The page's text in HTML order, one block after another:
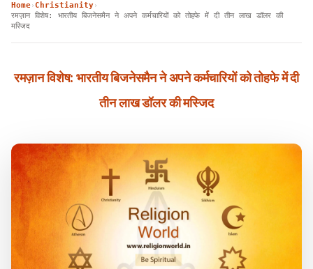
Home›Christianity›
रमज़ान विशेष: भारतीय बिजनेसमैन ने अपने कर्मचारियों को तोहफे में दी तीन लाख डॉलर की
मस्जिद
रमज़ान विशेष: भारतीय बिजनेसमैन ने अपने कर्मचारियों को तोहफे में दी
तीन लाख डॉलर की मस्जिद